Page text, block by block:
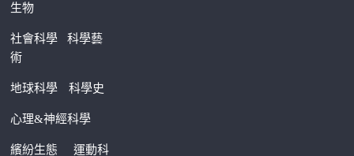
生物
社會科學科學藝
術
地球科學 科學史
心理&神經科學
繽紛生態運動科